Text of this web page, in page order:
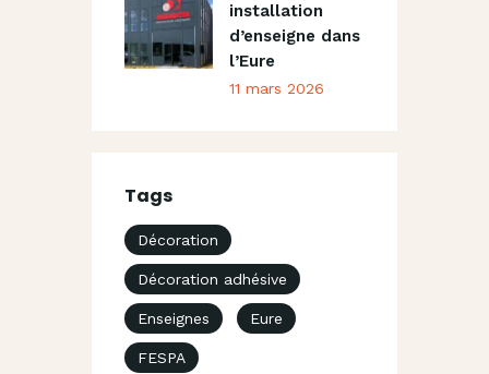
installation
d’enseigne dans
l’Eure
11 mars 2026
Tags
Décoration
Décoration adhésive
Enseignes Eure
FESPA